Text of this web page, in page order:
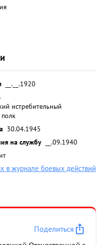
__.__.1920
истребительный
30.04.1945
на службу
__.09.1940
в журнале боевых действий
Поделиться